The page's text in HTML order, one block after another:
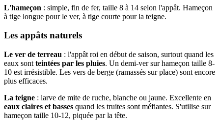
L'hameçon : simple, fin de fer, taille 8 à 14 selon l'appât. Hameçon
à tige longue pour le ver, à tige courte pour la teigne.
Les appâts naturels
Le ver de terreau : l'appât roi en début de saison, surtout quand les
eaux sont teintées par les pluies. Un demi-ver sur hameçon taille 8-
10 est irrésistible. Les vers de berge (ramassés sur place) sont encore
plus efficaces.
La teigne : larve de mite de ruche, blanche ou jaune. Excellente en
eaux claires et basses quand les truites sont méfiantes. S'utilise sur
hameçon taille 10-12, piquée par la tête.